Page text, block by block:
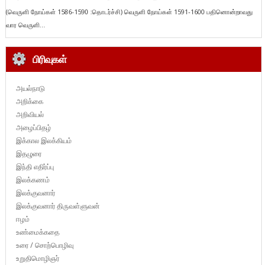
(வெருளி நோய்கள் 1586-1590 :தொடர்ச்சி) வெருளி நோய்கள் 1591-1600 பதினொன்றாவது
வார வெருளி...
பிரிவுகள்
அயல்நாடு
அறிக்கை
அறிவியல்
அழைப்பிதழ்
இக்கால இலக்கியம்
இதழுரை
இந்தி எதிர்ப்பு
இலக்கணம்
இலக்குவனார்
இலக்குவனார் திருவள்ளுவன்
ஈழம்
உண்மைக்கதை
உரை / சொற்பொழிவு
உறுதிமொழிஞர்